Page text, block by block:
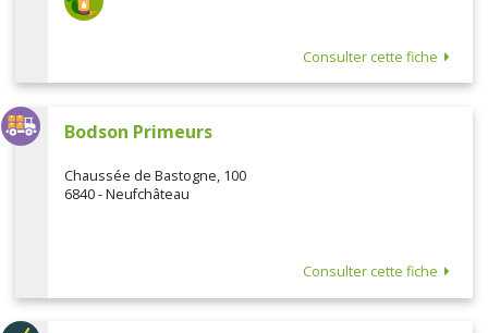
Consulter cette fiche
Bodson Primeurs
Chaussée de Bastogne, 100
6840 - Neufchâteau
Consulter cette fiche